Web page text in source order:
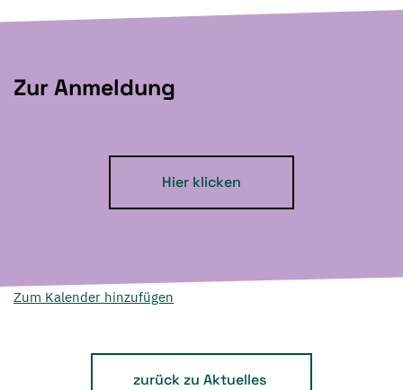
Zur Anmeldung
Hier klicken
Zum Kalender hinzufügen
zurück zu Aktuelles